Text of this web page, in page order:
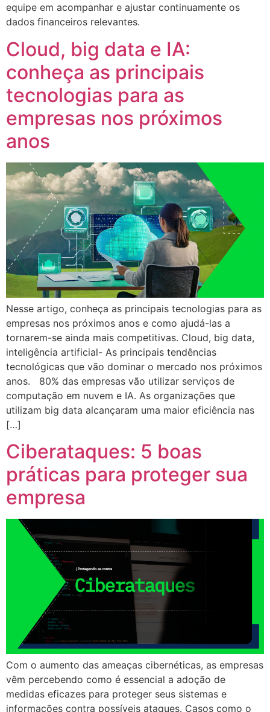
equipe em acompanhar e ajustar continuamente os
dados financeiros relevantes.
Cloud, big data e IA:
conheça as principais
tecnologias para as
empresas nos próximos
anos
Nesse artigo, conheça as principais tecnologias para as
empresas nos próximos anos e como ajudá-las a
tornarem-se ainda mais competitivas. Cloud, big data,
inteligência artificial- As principais tendências
tecnológicas que vão dominar o mercado nos próximos
anos. 80% das empresas vão utilizar serviços de
computação em nuvem e IA. As organizações que
utilizam big data alcançaram uma maior eficiência nas
[…]
Ciberataques: 5 boas
práticas para proteger sua
empresa
Com o aumento das ameaças cibernéticas, as empresas
vêm percebendo como é essencial a adoção de
medidas eficazes para proteger seus sistemas e
informações contra possíveis ataques. Casos como o